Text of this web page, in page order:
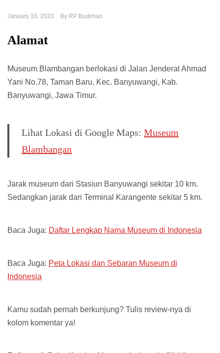
January 10, 2023 By RP Budiman
Alamat
Museum Blambangan berlokasi di Jalan Jenderal Ahmad
Yani No.78, Taman Baru, Kec. Banyuwangi, Kab.
Banyuwangi, Jawa Timur.
Lihat Lokasi di Google Maps: Museum
Blambangan
Jarak museum dari Stasiun Banyuwangi sekitar 10 km.
Sedangkan jarak dari Terminal Karangente sekitar 5 km.
Baca Juga: Daftar Lengkap Nama Museum di Indonesia
Baca Juga: Peta Lokasi dan Sebaran Museum di
Indonesia
Kamu sudah pernah berkunjung? Tulis review-nya di
kolom komentar ya!